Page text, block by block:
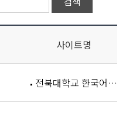
사이트명
전북대학교 한국어학과